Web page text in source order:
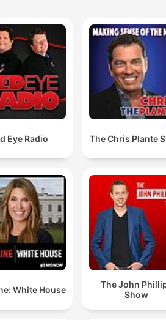
las listas
su
impacto
contemporánea.
redefinió los
was
with the
Eye Radio The Chris Plante
White House
The John
Show